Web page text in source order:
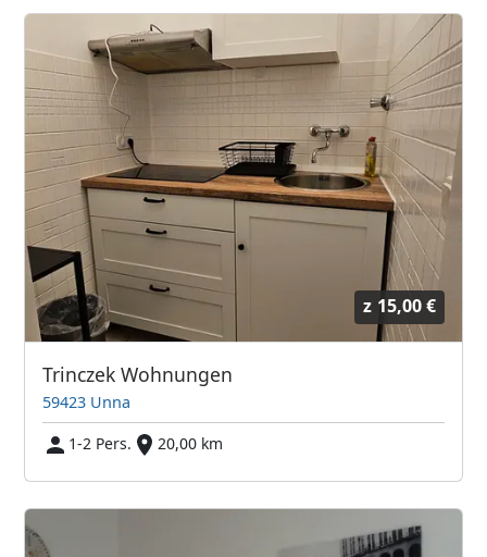
z 15,00 €
Trinczek Wohnungen
59423 Unna
1-2 Pers.
20,00 km